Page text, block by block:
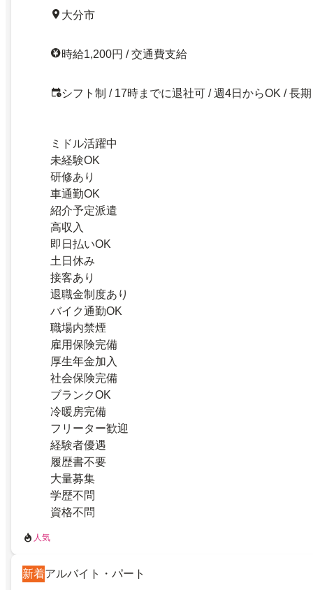
大分市
時給1,200円 / 交通費支給
シフト制 / 17時までに退社可 / 週4日からOK / 長期
ミドル活躍中
未経験OK
研修あり
車通勤OK
紹介予定派遣
高収入
即日払いOK
土日休み
接客あり
退職金制度あり
バイク通勤OK
職場内禁煙
雇用保険完備
厚生年金加入
社会保険完備
ブランクOK
冷暖房完備
フリーター歓迎
経験者優遇
履歴書不要
大量募集
学歴不問
資格不問
人気
新着アルバイト・パート